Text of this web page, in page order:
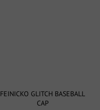
FEINICKO GLITCH BASEBALL
CAP